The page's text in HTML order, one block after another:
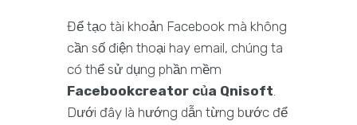
Để tạo tài khoản Facebook mà không
cần số điện thoại hay email, chúng ta
có thể sử dụng phần mềm
Facebookcreator của Qnisoft.
Dưới đây là hướng dẫn từng bước để